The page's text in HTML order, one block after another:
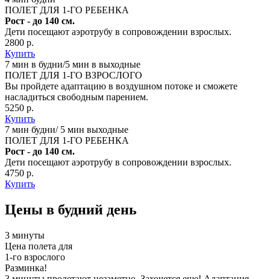
ПОЛЕТ ДЛЯ 1-ГО РЕБЕНКА
Рост - до 140 см.
Дети посещают аэротрубу в сопровождении взрослых.
2800 р.
Купить
7 мин в будни/5 мин в выходные
ПОЛЕТ ДЛЯ 1-ГО ВЗРОСЛОГО
Вы пройдете адаптацию в воздушном потоке и сможете
насладиться свободным парением.
5250 р.
Купить
7 мин будни/ 5 мин выходные
ПОЛЕТ ДЛЯ 1-ГО РЕБЕНКА
Рост - до 140 см.
Дети посещают аэротрубу в сопровождении взрослых.
4750 р.
Купить
Цены в будний день
3 минуты
Цена полета для
1-го взрослого
Разминка!